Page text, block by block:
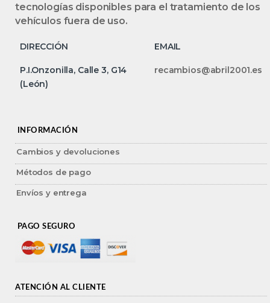
tecnologías disponibles para el tratamiento de los
vehículos fuera de uso.
DIRECCIÓN EMAIL
P.I.Onzonilla, Calle 3, G14
(León)
recambios@abril2001.es
INFORMACIÓN
Cambios y devoluciones
Métodos de pago
Envíos y entrega
PAGO SEGURO
ATENCIÓN AL CLIENTE